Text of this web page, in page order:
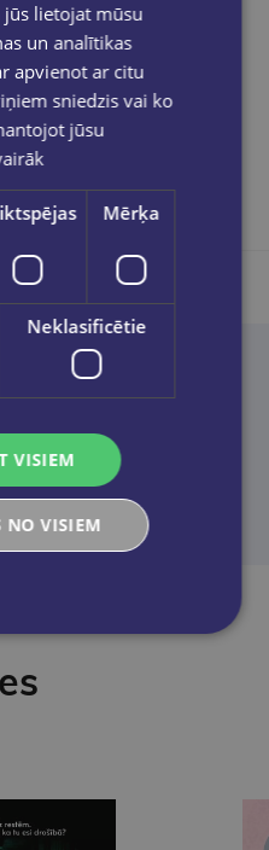
Blumberga
lietojat mūsu
un analītikas
apvienot ar citu
sniedzis vai ko
jūsu
Mērķa
Neklasificētie
VISIEM
NO VISIEM